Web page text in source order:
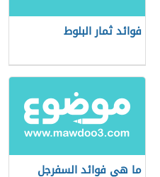
فوائد ثمار البلوط
ما هي فوائد السفرجل